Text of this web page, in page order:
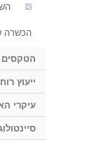
הכשרה
הטקסים
ייעוץ
עיקרי